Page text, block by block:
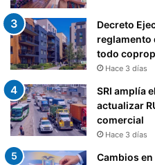
Decreto
reglamento
todo
Hace 3 días
SRI amplía
actualizar
comercial
Hace 3 días
Cambios